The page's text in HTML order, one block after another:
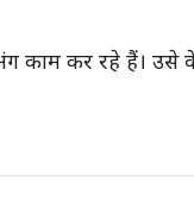
काम कर रहे हैं। उसे